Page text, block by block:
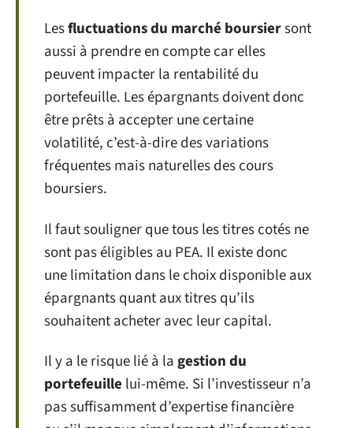
Lesfluctuations du marché boursiersont
aussi à prendre en compte car elles
peuvent impacter la rentabilité du
portefeuille. Les épargnants doivent donc
être prêts à accepter une certaine
volatilité, c’est-à-dire des variations
fréquentes mais naturelles des cours
boursiers.
Il faut souligner que tous les titres cotés ne
sont pas éligibles au PEA. Il existe donc
une limitation dans le choix disponible aux
épargnants quant aux titres qu’ils
souhaitent acheter avec leur capital.
Il y a le risque lié à lagestion du
portefeuille lui-même. Si l’investisseur n’a
pas suffisamment d’expertise financière